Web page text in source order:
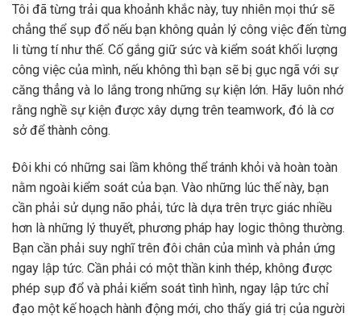
Tôi đã từng trải qua khoảnh khắc này, tuy nhiên mọi thứ sẽ
chẳng thể sụp đổ nếu bạn không quản lý công việc đến từng
li từng tí như thế. Cố gắng giữ sức và kiểm soát khối lượng
công việc của mình, nếu không thì bạn sẽ bị gục ngã với sự
căng thẳng và lo lắng trong những sự kiện lớn. Hãy luôn nhớ
rằng nghề sự kiện được xây dựng trên teamwork, đó là cơ
sở để thành công.
Đôi khi có những sai lầm không thể tránh khỏi và hoàn toàn
nằm ngoài kiểm soát của bạn. Vào những lúc thế này, bạn
cần phải sử dụng não phải, tức là dựa trên trực giác nhiều
hơn là những lý thuyết, phương pháp hay logic thông thường.
Bạn cần phải suy nghĩ trên đôi chân của mình và phản ứng
ngay lập tức. Cần phải có một thần kinh thép, không được
phép sụp đổ và phải kiểm soát tình hình, ngay lập tức chỉ
đạo một kế hoạch hành động mới, cho thấy giá trị của người